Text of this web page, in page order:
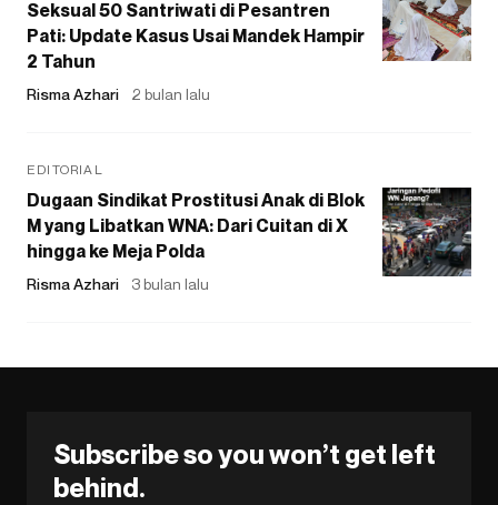
Seksual 50 Santriwati di Pesantren
Pati: Update Kasus Usai Mandek Hampir
2 Tahun
Risma Azhari 2 bulan lalu
EDITORIAL
Dugaan Sindikat Prostitusi Anak di Blok
M yang Libatkan WNA: Dari Cuitan di X
hingga ke Meja Polda
Risma Azhari 3 bulan lalu
Subscribe so you won’t get left
behind.